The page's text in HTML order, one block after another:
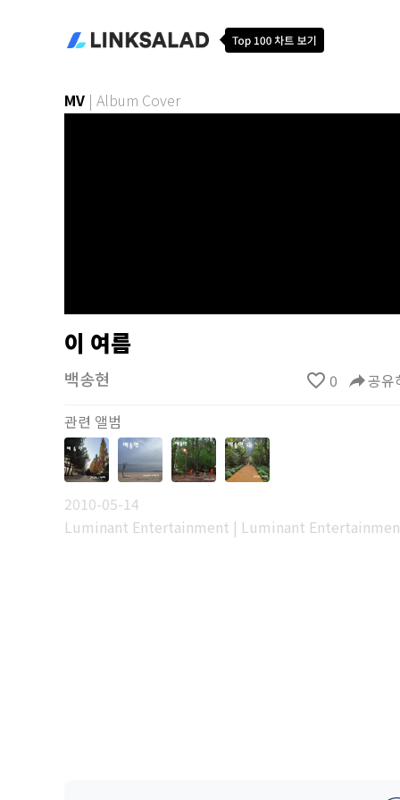
MV | Album Cover
이 여름
백송현 favorite_border 0 reply공유
관련 앨범
2010-05-14
Luminant Entertainment | Luminant